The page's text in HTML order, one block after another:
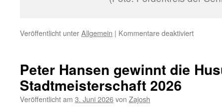
Veröffentlicht unterAllgemein | Kommentare deaktiviertfür
platziert
Peter Hansen gewinnt die
Stadtmeisterschaft 2026
Veröffentlicht am 3. Juni 2026von Zajosh